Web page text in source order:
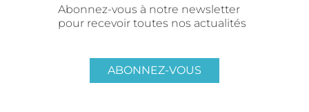
Abonnez-vous à notre newsletter
pour recevoir toutes nos actualités
ABONNEZ-VOUS